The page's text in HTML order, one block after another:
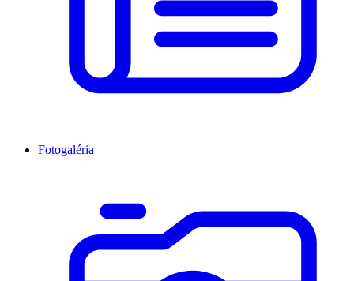
Fotogaléria